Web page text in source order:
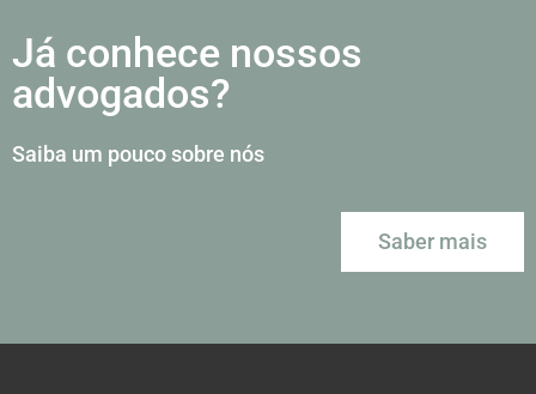
Já conhece nossos
advogados?
Saiba um pouco sobre nós
Saber mais